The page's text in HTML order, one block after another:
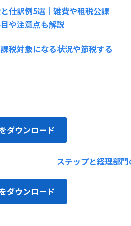
仕訳例5選｜雑費や租税公課
や注意点も解説
税対象になる状況や節税する
ダウンロード
ダウンロード